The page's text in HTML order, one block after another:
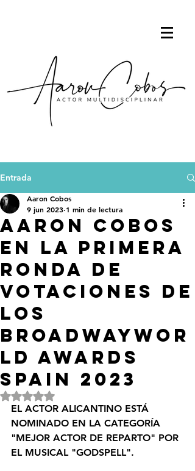
Entrada
Aaron Cobos
en la primera
ronda de
votaciones de
los
Broadwaywor
ld awards
spain 2023
Aaron Cobos
9 jun 2023 1 min de lectura
Obtuvo NaN de 5 estrellas.
EL ACTOR ALICANTINO ESTÁ
NOMINADO EN LA CATEGORÍA
"MEJOR ACTOR DE REPARTO" POR
EL MUSICAL "GODSPELL".